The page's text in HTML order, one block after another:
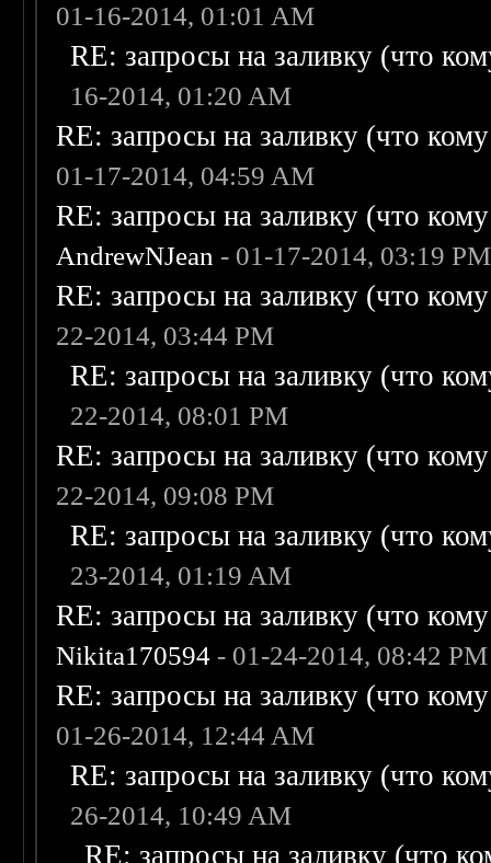
01-16-2014, 01:01 AM
RE: запросы на заливку (что
16-2014, 01:20 AM
RE: запросы на заливку (что
01-17-2014, 04:59 AM
RE: запросы на заливку (что
AndrewNJean - 01-17-2014, 03:19 PM
RE: запросы на заливку (что
22-2014, 03:44 PM
RE: запросы на заливку (что
22-2014, 08:01 PM
RE: запросы на заливку (что
22-2014, 09:08 PM
RE: запросы на заливку (что
23-2014, 01:19 AM
RE: запросы на заливку (что
Nikita170594 - 01-24-2014, 08:42 PM
RE: запросы на заливку (что
01-26-2014, 12:44 AM
RE: запросы на заливку (что
26-2014, 10:49 AM
RE: запросы на заливку (что